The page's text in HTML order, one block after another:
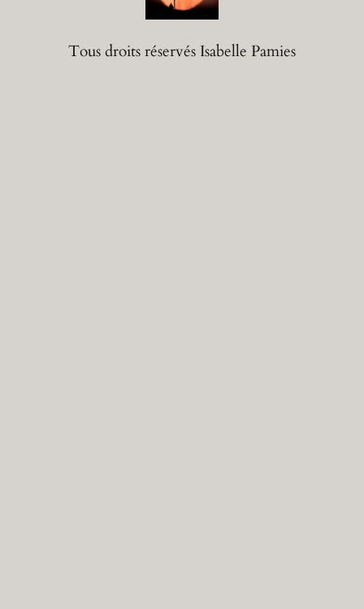
Tous droits réservés Isabelle Pamies